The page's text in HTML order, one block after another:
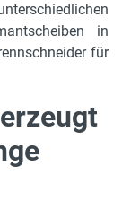
in
für